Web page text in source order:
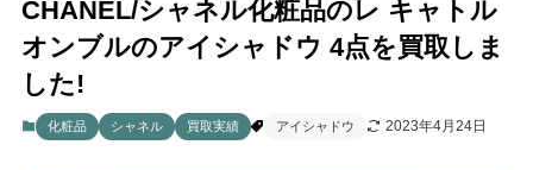
CHANEL/シャネル化粧品のレ キャトル
オンブルのアイシャドウ 4点を買取しま
した!
化粧品 シャネル 買取実績 アイシャドウ 2023年4月24日